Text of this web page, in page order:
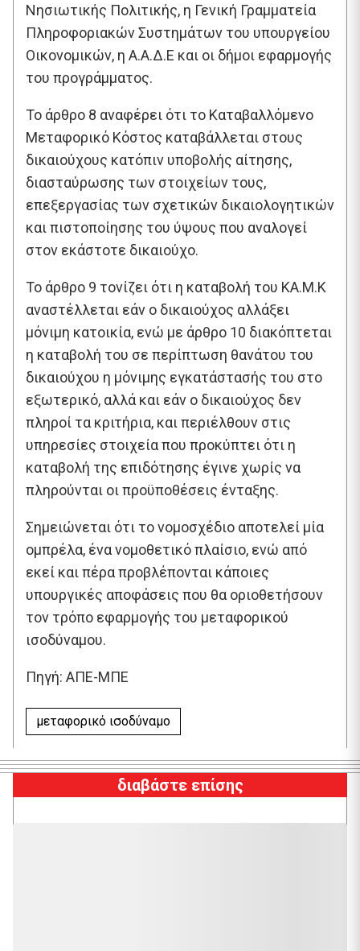
Νησιωτικής Πολιτικής, η Γενική Γραμματεία
Πληροφοριακών Συστημάτων του υπουργείου
Οικονομικών, η Α.Α.Δ.Ε και οι δήμοι εφαρμογής
του προγράμματος.
Το άρθρο 8 αναφέρει ότι το Καταβαλλόμενο
Μεταφορικό Κόστος καταβάλλεται στους
δικαιούχους κατόπιν υποβολής αίτησης,
διασταύρωσης των στοιχείων τους,
επεξεργασίας των σχετικών δικαιολογητικών
και πιστοποίησης του ύψους που αναλογεί
στον εκάστοτε δικαιούχο.
Το άρθρο 9 τονίζει ότι η καταβολή του ΚΑ.Μ.Κ
αναστέλλεται εάν ο δικαιούχος αλλάξει
μόνιμη κατοικία, ενώ με άρθρο 10 διακόπτεται
η καταβολή του σε περίπτωση θανάτου του
δικαιούχου η μόνιμης εγκατάστασής του στο
εξωτερικό, αλλά και εάν ο δικαιούχος δεν
πληροί τα κριτήρια, και περιέλθουν στις
υπηρεσίες στοιχεία που προκύπτει ότι η
καταβολή της επιδότησης έγινε χωρίς να
πληρούνται οι προϋποθέσεις ένταξης.
Σημειώνεται ότι το νομοσχέδιο αποτελεί μία
ομπρέλα, ένα νομοθετικό πλαίσιο, ενώ από
εκεί και πέρα προβλέπονται κάποιες
υπουργικές αποφάσεις που θα οριοθετήσουν
τον τρόπο εφαρμογής του μεταφορικού
ισοδύναμου.
Πηγή: ΑΠΕ-ΜΠΕ
μεταφορικό ισοδύναμο
διαβάστε επίσης